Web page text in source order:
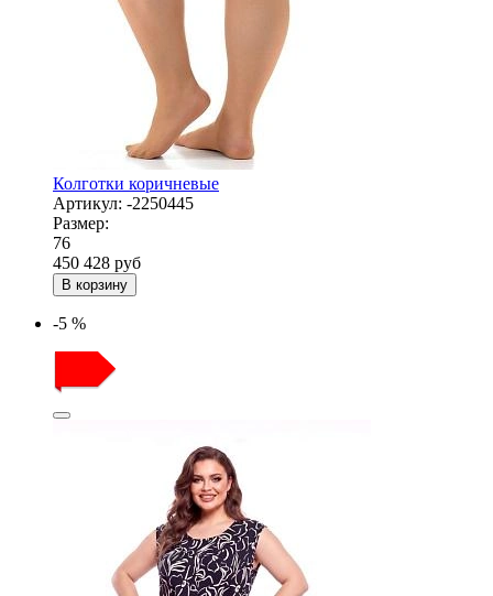
Колготки коричневые
Артикул: -2250445
Размер:
76
450 428 руб
В корзину
-5 %